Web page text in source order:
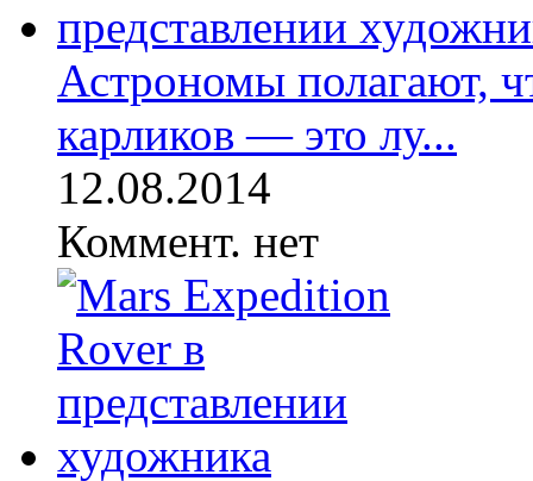
Астрономы полагают,
карликов — это лу...
12.08.2014
Коммент. нет